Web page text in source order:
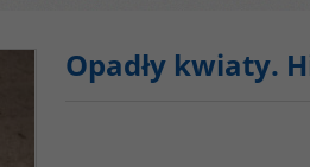
Opadły kwiaty.